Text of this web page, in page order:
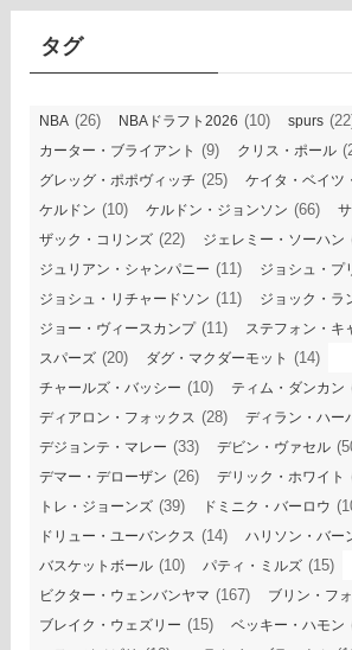
タグ
NBA (26) NBAドラフト2026 (10) spurs
カーター・ブライアント (9) クリス・ポール
グレッグ・ポポヴィッチ (25) ケイタ・ベイツ
ケルドン (10) ケルドン・ジョンソン (66)
ザック・コリンズ (22) ジェレミー・ソーハン
ジュリアン・シャンパニー (11) ジョシュ・プ
ジョシュ・リチャードソン (11) ジョック・ラ
ジョー・ヴィースカンプ(11) ステフォン・キ
スパーズ (20) ダグ・マクダーモット (14)
チャールズ・バッシー (10) ティム・ダンカン
ディアロン・フォックス (28) ディラン・ハー
デジョンテ・マレー (33) デビン・ヴァセル
デマー・デローザン (26) デリック・ホワイト
トレ・ジョーンズ (39) ドミニク・バーロウ
ドリュー・ユーバンクス (14) ハリソン・バー
バスケットボール (10) パティ・ミルズ (15)
ビクター・ウェンバンヤマ (167) ブリン・フ
ブレイク・ウェズリー (15) ベッキー・ハモン